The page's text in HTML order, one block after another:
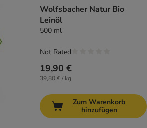
Wolfsbacher Natur Bio
Leinöl
500 ml
19,90 €
39,80 € / kg
Not Rated
Zum Warenkorb
hinzufügen